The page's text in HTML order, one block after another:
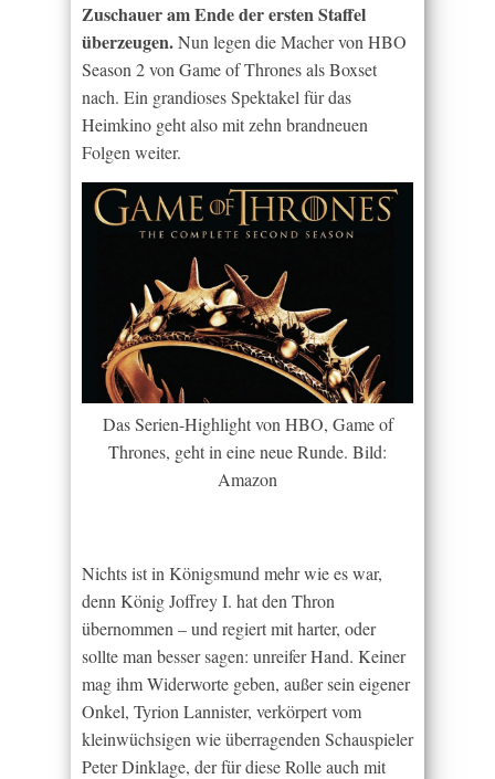
Zuschauer am Ende der ersten Staffel
überzeugen.Nun legen die Macher von HBO
Season 2 von Game of Thrones als Boxset
nach. Ein grandioses Spektakel für das
Heimkino geht also mit zehn brandneuen
Folgen weiter.
Das Serien-Highlight von HBO, Game of
Thrones, geht in eine neue Runde. Bild:
Amazon
Nichts ist in Königsmund mehr wie es war,
denn König Joffrey I. hat den Thron
übernommen – und regiert mit harter, oder
sollte man besser sagen: unreifer Hand. Keiner
mag ihm Widerworte geben, außer sein eigener
Onkel, Tyrion Lannister, verkörpert vom
kleinwüchsigen wie überragenden Schauspieler
Peter Dinklage, der für diese Rolle auch mit